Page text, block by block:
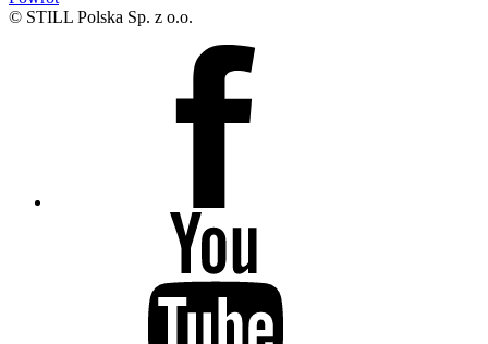
© STILL Polska Sp. z o.o.